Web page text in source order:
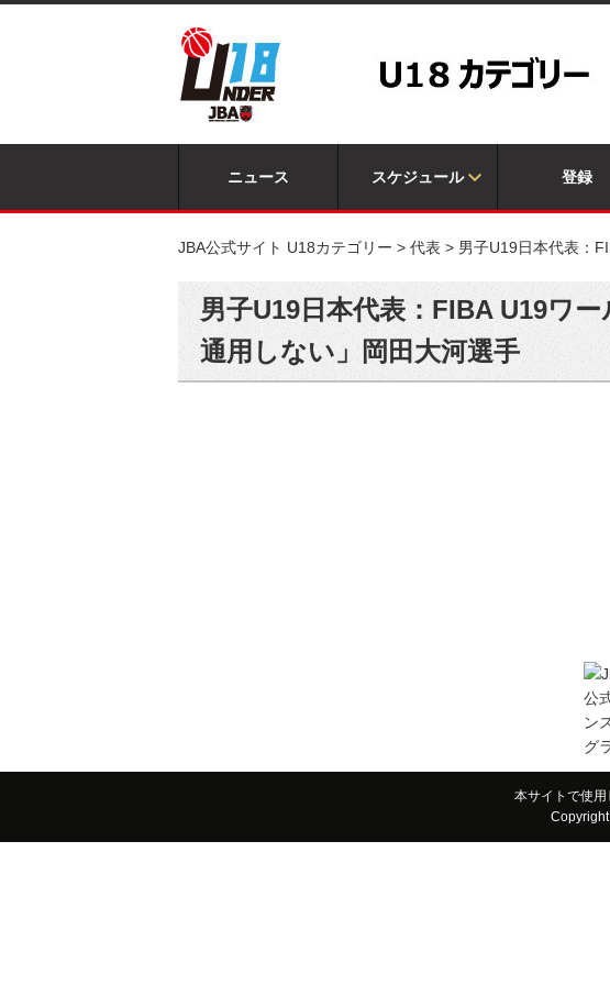
ニュース スケジュール 登録
JBA公式サイト U18カテゴリー > 代表 > 男子U19日本代表：
男子U19日本代表：FIBA U19ワ
通用しない」岡田大河選手
本サイトで使用